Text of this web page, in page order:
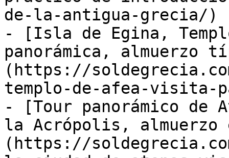
de-la-antigua-grecia/)
- [Isla de Egina,
panorámica, almuerzo
(https://
templo-de-afea-visita-
- [Tour panorámico de
la Acrópolis, almuerzo
(https://